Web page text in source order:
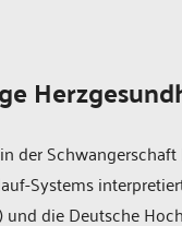
der
Systems
und die Deutsche